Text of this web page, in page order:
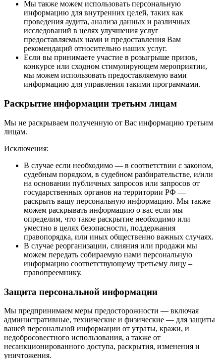
Мы также можем использовать персональную
информацию для внутренних целей, таких как
проведения аудита, анализа данных и различных
исследований в целях улучшения услуг
предоставляемых нами и предоставления Вам
рекомендаций относительно наших услуг.
Если вы принимаете участие в розыгрыше призов,
конкурсе или сходном стимулирующем мероприятии,
мы можем использовать предоставляемую вами
информацию для управления такими программами.
Раскрытие информации третьим лицам
Мы не раскрываем полученную от Вас информацию третьим
лицам.
Исключения:
В случае если необходимо — в соответствии с законом,
судебным порядком, в судебном разбирательстве, и/или
на основании публичных запросов или запросов от
государственных органов на территории РФ —
раскрыть вашу персональную информацию. Мы также
можем раскрывать информацию о вас если мы
определим, что такое раскрытие необходимо или
уместно в целях безопасности, поддержания
правопорядка, или иных общественно важных случаях.
В случае реорганизации, слияния или продажи мы
можем передать собираемую нами персональную
информацию соответствующему третьему лицу –
правопреемнику.
Защита персональной информации
Мы предпринимаем меры предосторожности — включая
административные, технические и физические — для защиты
вашей персональной информации от утраты, кражи, и
недобросовестного использования, а также от
несанкционированного доступа, раскрытия, изменения и
уничтожения.